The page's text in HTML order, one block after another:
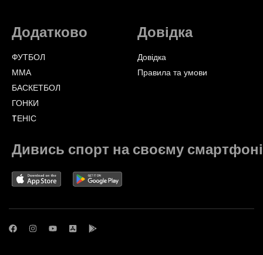
Додатково
ФУТБОЛ
ММА
БАСКЕТБОЛ
ГОНКИ
TЕНІС
Довідка
Довідка
Правила та умови
Дивись спорт на своєму смартфоні